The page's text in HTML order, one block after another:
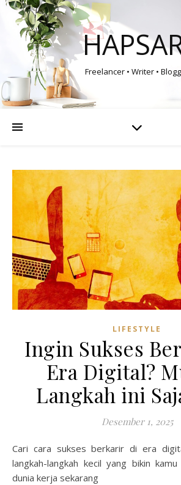
Freelancer • Writer •
LIFESTYLE
Ingin Sukses
Era Digital?
Langkah ini
Desember 1, 2025
Cari cara sukses berkarir di era digital? Mulai dulu dari
langkah-langkah kecil yang bikin
dunia kerja sekarang